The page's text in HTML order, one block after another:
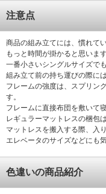
注意点
商品の組み立てには、慣れて
もっと時間が掛かると思いま
一番小さいシングルサイズで
組み立て前の持ち運びの際に
フレームの強度は、スプリン
す。
フレームに直接布団を敷いて
レギュラーマットレスの梱包
マットレスを搬入する際、入
エレベータのサイズなどにも
色違いの商品紹介